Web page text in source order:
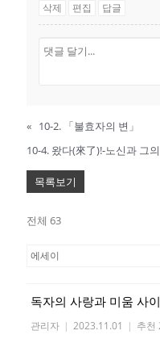
삭제 편집 답글
« 10-2. 「불효자의 변」
10-4. 왔다(來了)!-노신과 그
목록보기
전체 63
독자의 사랑과 미움 사
관리자 | 2023.11.01 | 추천